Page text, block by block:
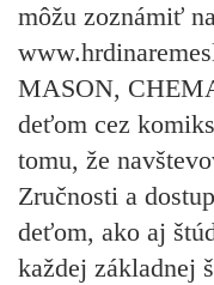
môžu zoznámiť
MASON,
deťom cez
tomu, že
Zručnosti a
deťom, ako aj
každej základnej